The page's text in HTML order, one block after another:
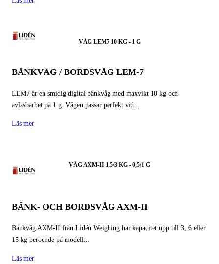
VÅG LEM7 10 KG - 1 G
BÄNKVÅG / BORDSVÅG LEM-7
LEM7 är en smidig digital bänkvåg med maxvikt 10 kg och
avläsbarhet på 1 g. Vågen passar perfekt vid...
Läs mer
VÅG AXM-II 1,5/3 KG - 0,5/1 G
BÄNK- OCH BORDSVÅG AXM-II
Bänkvåg AXM-II från Lidén Weighing har kapacitet upp till 3, 6 eller
15 kg beroende på modell...
Läs mer